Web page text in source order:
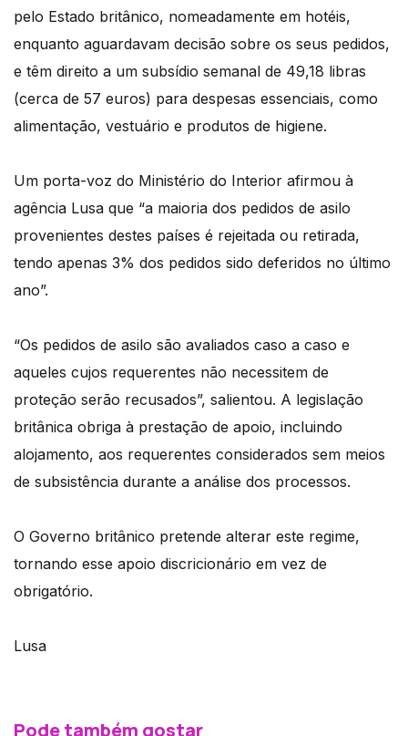
pelo Estado britânico, nomeadamente em hotéis,
enquanto aguardavam decisão sobre os seus pedidos,
e têm direito a um subsídio semanal de 49,18 libras
(cerca de 57 euros) para despesas essenciais, como
alimentação, vestuário e produtos de higiene.
Um porta-voz do Ministério do Interior afirmou à
agência Lusa que “a maioria dos pedidos de asilo
provenientes destes países é rejeitada ou retirada,
tendo apenas 3% dos pedidos sido deferidos no último
ano”.
“Os pedidos de asilo são avaliados caso a caso e
aqueles cujos requerentes não necessitem de
proteção serão recusados”, salientou. A legislação
britânica obriga à prestação de apoio, incluindo
alojamento, aos requerentes considerados sem meios
de subsistência durante a análise dos processos.
O Governo britânico pretende alterar este regime,
tornando esse apoio discricionário em vez de
obrigatório.
Lusa
Pode também gostar